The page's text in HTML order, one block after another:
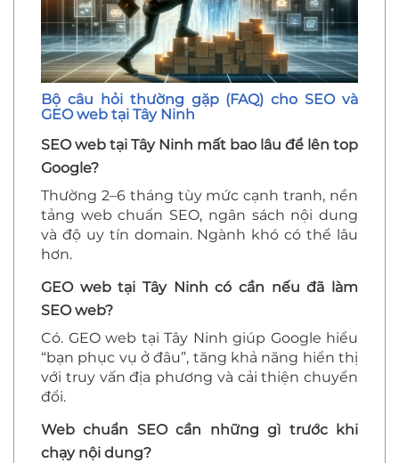
Bộ câu hỏi thường gặp (FAQ) cho SEO và
GEO web tại Tây Ninh
SEO web tại Tây Ninh mất bao lâu để lên top
Google?
Thường 2–6 tháng tùy mức cạnh tranh, nền
tảng web chuẩn SEO, ngân sách nội dung
và độ uy tín domain. Ngành khó có thể lâu
hơn.
GEO web tại Tây Ninh có cần nếu đã làm
SEO web?
Có. GEO web tại Tây Ninh giúp Google hiểu
“bạn phục vụ ở đâu”, tăng khả năng hiển thị
với truy vấn địa phương và cải thiện chuyển
đổi.
Web chuẩn SEO cần những gì trước khi
chạy nội dung?